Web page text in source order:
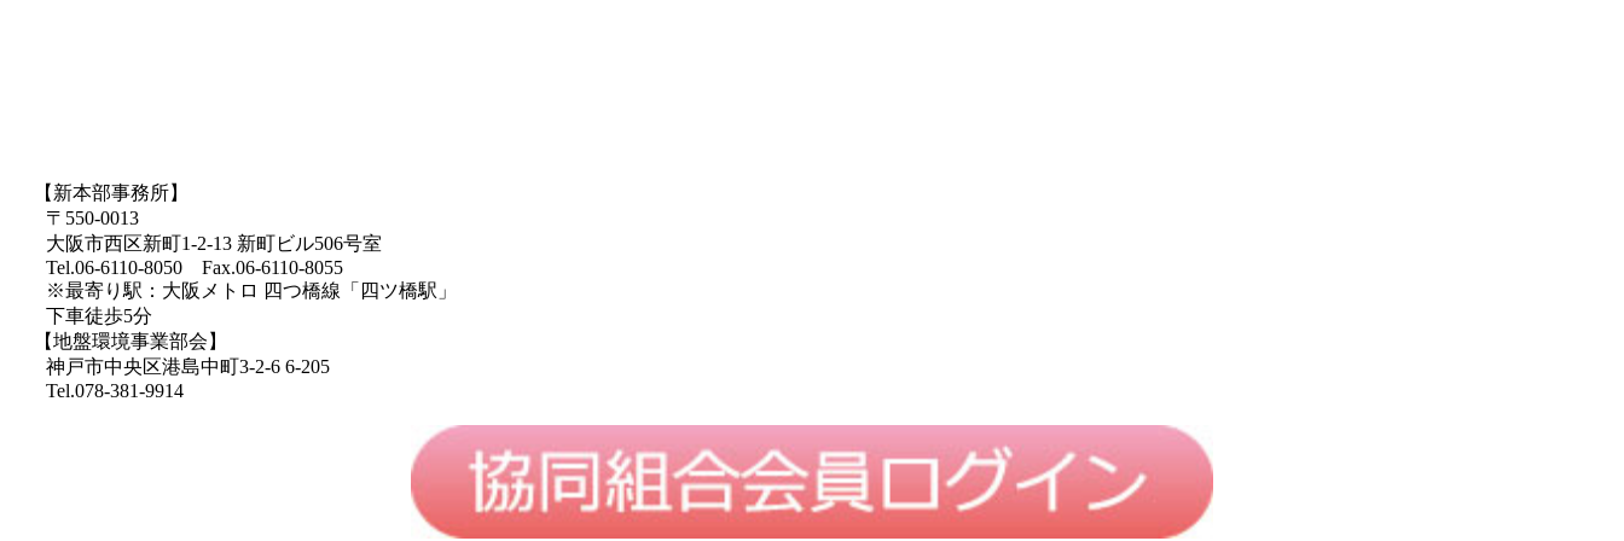
【新本部事務所】
〒550-0013
大阪市西区新町1-2-13 新町ビル506号室
Tel.06-6110-8050 Fax.06-6110-8055
※最寄り駅：大阪メトロ 四つ橋線「四ツ橋駅」
下車徒歩5分
【地盤環境事業部会】
神戸市中央区港島中町3-2-6 6-205
Tel.078-381-9914